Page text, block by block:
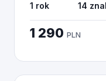
1 rok 14
1 290 PLN